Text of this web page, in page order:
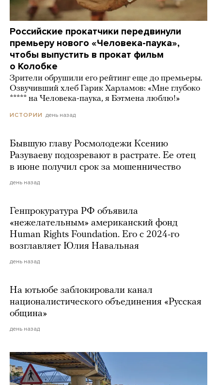
Российские прокатчики передвинули
премьеру нового «Человека-паука»,
чтобы выпустить в прокат фильм
о Колобке
Зрители обрушили его рейтинг еще до премьеры.
Озвучивший хлеб Гарик Харламов: «Мне глубоко
***** на Человека-паука, я Бэтмена люблю!»
ИСТОРИИ день назад
Бывшую главу Росмолодежи Ксению
Разуваеву подозревают в растрате. Ее отец
в июне получил срок за мошенничество
день назад
Генпрокуратура РФ объявила
«нежелательным» американский фонд
Human Rights Foundation. Его с 2024-го
возглавляет Юлия Навальная
день назад
На ютьюбе заблокировали канал
националистического объединения «Русская
община»
день назад